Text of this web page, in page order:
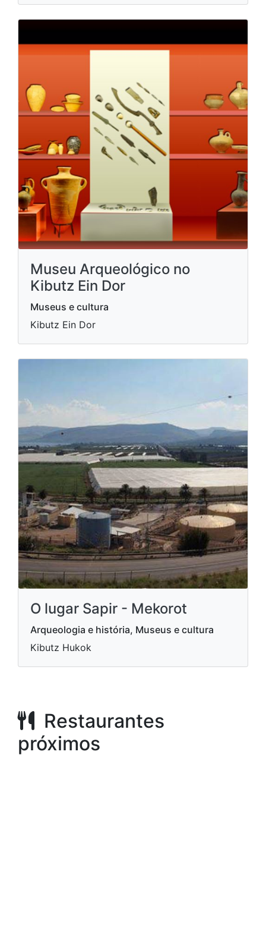
Museu Arqueológico no
Kibutz Ein Dor
Museus e cultura
Kibutz Ein Dor
O lugar Sapir - Mekorot
Arqueologia e história, Museus e cultura
Kibutz Hukok
Restaurantes
próximos